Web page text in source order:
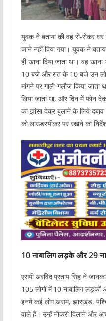
युवक ने बताया की वह रो-रोकर
जाने नहीं दिया गया। युवक ने
ही खाना दिया जाता था। वह
10 बजे और रात के 10 बजे उन
मांगने पर गाली-गलौज किया
लिया जाता था, और दिन में फोन
का झांसा देकर बुलाने के लिये दबाव
को लाउडस्पीकर पर रखने का
10 नाबालिग लड़के और 29
एसपी अरविंद प्रताप सिंह ने
105 लोगों में 10 नाबालिग लड़कों
इनमें कई लोग असम, झारखंड,
वाले हैं। उन्हें नौकरी दिलाने और